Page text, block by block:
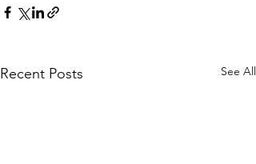
Recent Posts See All